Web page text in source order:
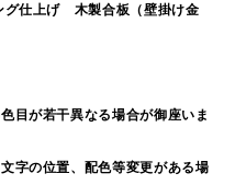
仕上げ 木製合板（壁掛け金
目が若干異なる場合が御座いま
字の位置、配色等変更がある場